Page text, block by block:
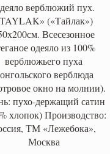
верблюжий пух.
(«Тайлак»)
Всесезонное
одеяло из 100%
верблюжьего пуха
верблюда
окно на молнии).
пухо-держащий сатин
хлопок) Производство:
ТМ «Лежебока»,
Москва